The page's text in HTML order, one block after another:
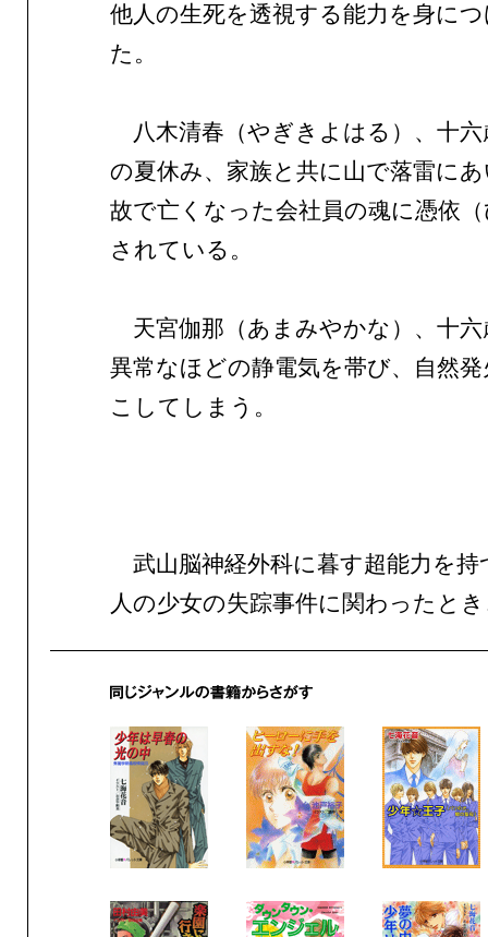
他人の生死を透視する能力を身に
た。
八木清春（やぎきよはる）、十六
の夏休み、家族と共に山で落雷に
故で亡くなった会社員の魂に憑依
されている。
天宮伽那（あまみやかな）、十六
異常なほどの静電気を帯び、自然
こしてしまう。
武山脳神経外科に暮す超能力を持
人の少女の失踪事件に関わったと